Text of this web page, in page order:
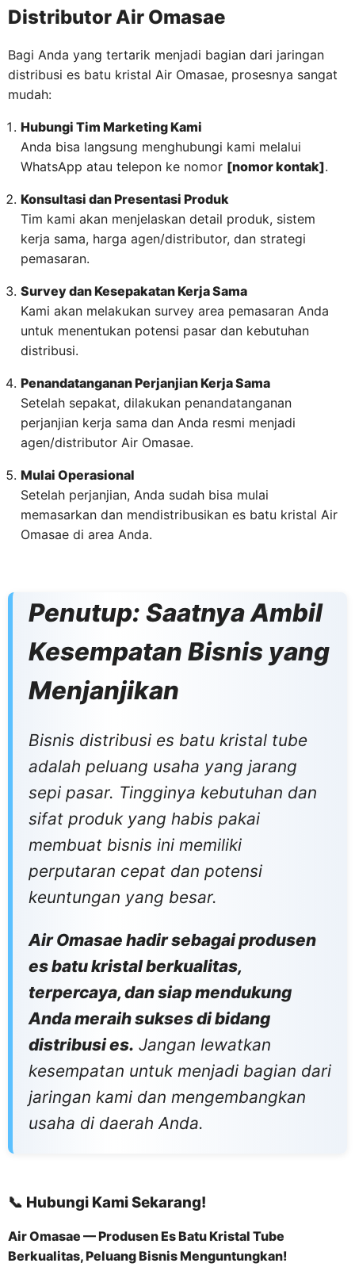
Distributor Air Omasae
Bagi Anda yang tertarik menjadi bagian dari jaringan
distribusi es batu kristal Air Omasae, prosesnya sangat
mudah:
Hubungi Tim Marketing Kami
Anda bisa langsung menghubungi kami melalui
WhatsApp atau telepon ke nomor [nomor kontak].
Konsultasi dan Presentasi Produk
Tim kami akan menjelaskan detail produk, sistem
kerja sama, harga agen/distributor, dan strategi
pemasaran.
Survey dan Kesepakatan Kerja Sama
Kami akan melakukan survey area pemasaran Anda
untuk menentukan potensi pasar dan kebutuhan
distribusi.
Penandatanganan Perjanjian Kerja Sama
Setelah sepakat, dilakukan penandatanganan
perjanjian kerja sama dan Anda resmi menjadi
agen/distributor Air Omasae.
Mulai Operasional
Setelah perjanjian, Anda sudah bisa mulai
memasarkan dan mendistribusikan es batu kristal Air
Omasae di area Anda.
Penutup: Saatnya Ambil
Kesempatan Bisnis yang
Menjanjikan
Bisnis distribusi es batu kristal tube
adalah peluang usaha yang jarang
sepi pasar. Tingginya kebutuhan dan
sifat produk yang habis pakai
membuat bisnis ini memiliki
perputaran cepat dan potensi
keuntungan yang besar.
Air Omasae hadir sebagai produsen
es batu kristal berkualitas,
terpercaya, dan siap mendukung
Anda meraih sukses di bidang
distribusi es. Jangan lewatkan
kesempatan untuk menjadi bagian dari
jaringan kami dan mengembangkan
usaha di daerah Anda.
📞 Hubungi Kami Sekarang!
Air Omasae — Produsen Es Batu Kristal Tube
Berkualitas, Peluang Bisnis Menguntungkan!